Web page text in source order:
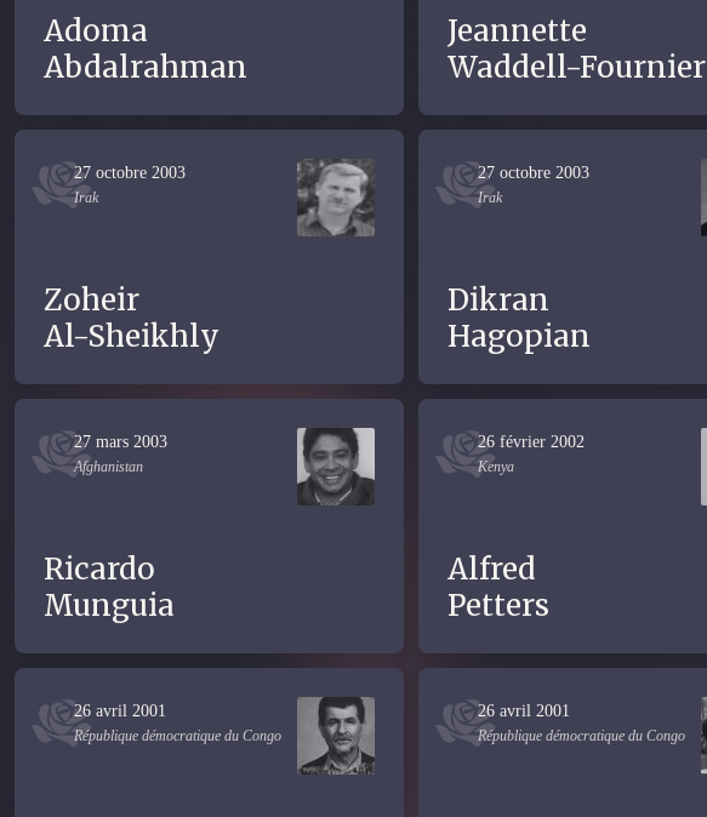
Adoma
Abdalrahman
Jeannette
Waddell-Fournier
27 octobre 2003
Irak
Zoheir
Al-Sheikhly
27 octobre 2003
Irak
Dikran
Hagopian
27 mars 2003
Afghanistan
Ricardo
Munguia
26 février 2002
Kenya
Alfred
Petters
26 avril 2001
République démocratique du Congo
26 avril 2001
République démocratique du Congo